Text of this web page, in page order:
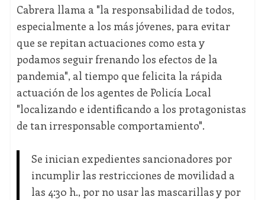
Cabrera llama a "la responsabilidad de todos,
especialmente a los más jóvenes, para evitar
que se repitan actuaciones como esta y
podamos seguir frenando los efectos de la
pandemia", al tiempo que felicita la rápida
actuación de los agentes de Policía Local
"localizando e identificando a los protagonistas
de tan irresponsable comportamiento".
Se inician expedientes sancionadores por
incumplir las restricciones de movilidad a
las 4:30 h., por no usar las mascarillas y por